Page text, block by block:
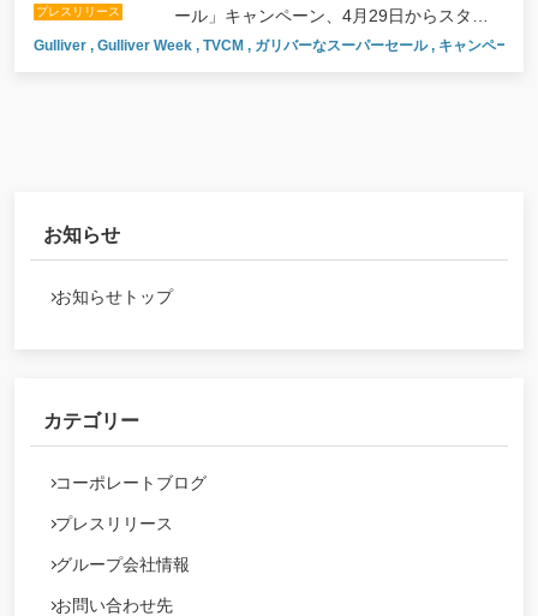
プレスリリース
ール」キャンペーン、4月29日からスター
ト！
Gulliver , Gulliver Week , TVCM , ガリバーなスーパーセール, キャンペーン
お知らせ
お知らせトップ
カテゴリー
コーポレートブログ
プレスリリース
グループ会社情報
お問い合わせ先